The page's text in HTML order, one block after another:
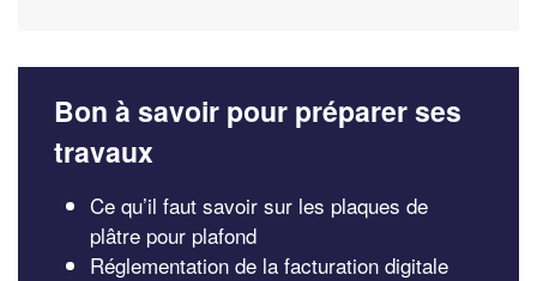
Bon à savoir pour préparer ses
travaux
Ce qu’il faut savoir sur les plaques de
plâtre pour plafond
Réglementation de la facturation digitale